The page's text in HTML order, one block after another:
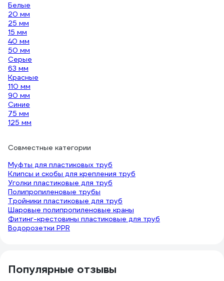
Белые
20 мм
25 мм
15 мм
40 мм
50 мм
Серые
63 мм
Красные
110 мм
90 мм
Синие
75 мм
125 мм
Совместные категории
Муфты для пластиковых труб
Клипсы и скобы для крепления труб
Уголки пластиковые для труб
Полипропиленовые трубы
Тройники пластиковые для труб
Шаровые полипропиленовые краны
Фитинг-крестовины пластиковые для труб
Водорозетки PPR
Популярные отзывы